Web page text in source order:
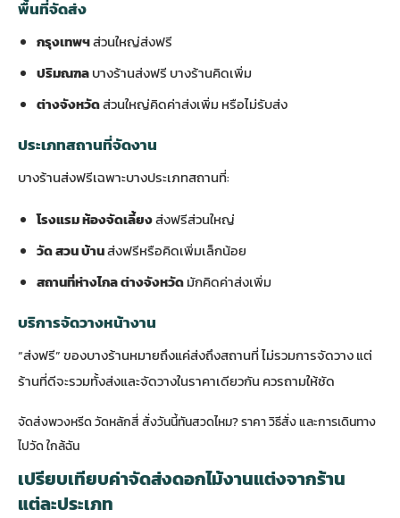
พื้นที่จัดส่ง
กรุงเทพฯส่วนใหญ่ส่งฟรี
ปริมณฑลบางร้านส่งฟรี บางร้านคิดเพิ่ม
ต่างจังหวัดส่วนใหญ่คิดค่าส่งเพิ่ม หรือไม่รับส่ง
ประเภทสถานที่จัดงาน
บางร้านส่งฟรีเฉพาะบางประเภทสถานที่:
โรงแรม ห้องจัดเลี้ยงส่งฟรีส่วนใหญ่
วัด สวน บ้านส่งฟรีหรือคิดเพิ่มเล็กน้อย
สถานที่ห่างไกล ต่างจังหวัดมักคิดค่าส่งเพิ่ม
บริการจัดวางหน้างาน
“ส่งฟรี” ของบางร้านหมายถึงแค่ส่งถึงสถานที่ ไม่รวมการจัดวาง แต่
ร้านที่ดีจะรวมทั้งส่งและจัดวางในราคาเดียวกัน ควรถามให้ชัด
จัดส่งพวงหรีด วัดหลักสี่ สั่งวันนี้ทันสวดไหม? ราคา วิธีสั่ง และการเดินทาง
ไปวัด ใกล้ฉัน
เปรียบเทียบค่าจัดส่งดอกไม้งานแต่งจากร้าน
แต่ละประเภท